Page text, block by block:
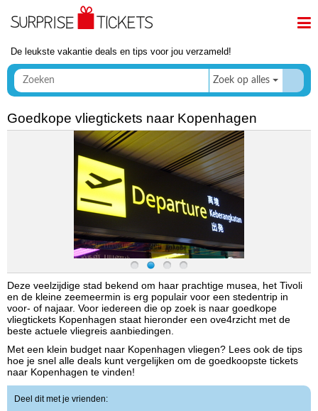
De leukste vakantie deals en tips voor jou verzameld!
Zoek op alles
Goedkope vliegtickets naar Kopenhagen
Deze veelzijdige stad bekend om haar prachtige musea, het Tivoli
en de kleine zeemeermin is erg populair voor een stedentrip in
voor- of najaar. Voor iedereen die op zoek is naar goedkope
vliegtickets Kopenhagen staat hieronder een ove4rzicht met de
beste actuele vliegreis aanbiedingen.
Met een klein budget naar Kopenhagen vliegen? Lees ook de tips
hoe je snel alle deals kunt vergelijken om de goedkoopste tickets
naar Kopenhagen te vinden!
Deel dit met je vrienden: